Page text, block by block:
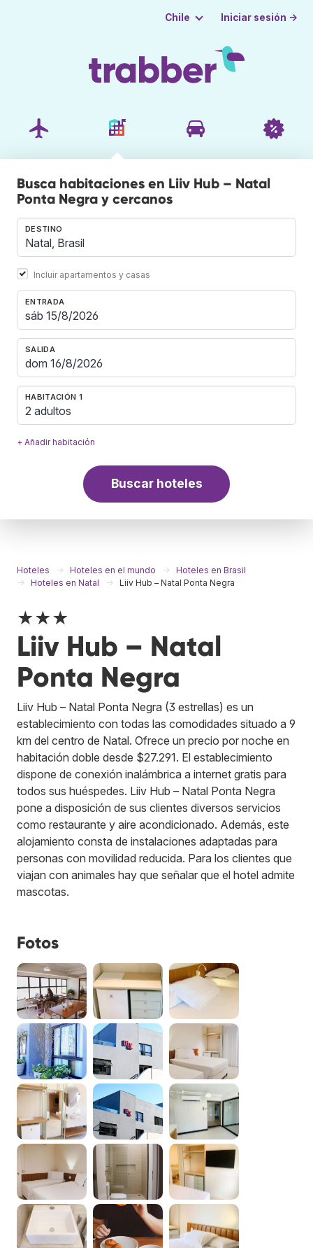
Chile Iniciar sesión →
Busca habitaciones en Liiv Hub – Natal
Ponta Negra y cercanos
DESTINO
Incluir apartamentos y casas
ENTRADA
SALIDA
HABITACIÓN 1
2 adultos
+ Añadir habitación
Buscar hoteles
Hoteles Hoteles en el mundo
Hoteles en Brasil
Hoteles en Natal
Liiv Hub – Natal Ponta Negra
★★★
Liiv Hub – Natal
Ponta Negra
Liiv Hub – Natal Ponta Negra (3 estrellas) es un
establecimiento con todas las comodidades situado a 9
km del centro de Natal. Ofrece un precio por noche en
habitación doble desde $27.291. El establecimiento
dispone de conexión inalámbrica a internet gratis para
todos sus huéspedes. Liiv Hub – Natal Ponta Negra
pone a disposición de sus clientes diversos servicios
como restaurante y aire acondicionado. Además, este
alojamiento consta de instalaciones adaptadas para
personas con movilidad reducida. Para los clientes que
viajan con animales hay que señalar que el hotel admite
mascotas.
Fotos